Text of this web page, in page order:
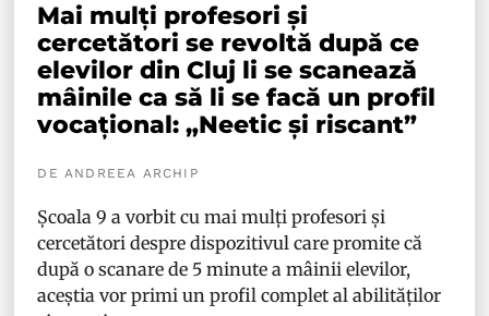
Mai mulți profesori și
cercetători se revoltă după ce
elevilor din Cluj li se scanează
mâinile ca să li se facă un profil
vocațional: „Neetic și riscant”
DE ANDREEA ARCHIP
Școala 9 a vorbit cu mai mulți profesori și
cercetători despre dispozitivul care promite că
după o scanare de 5 minute a mâinii elevilor,
aceștia vor primi un profil complet al abilităților